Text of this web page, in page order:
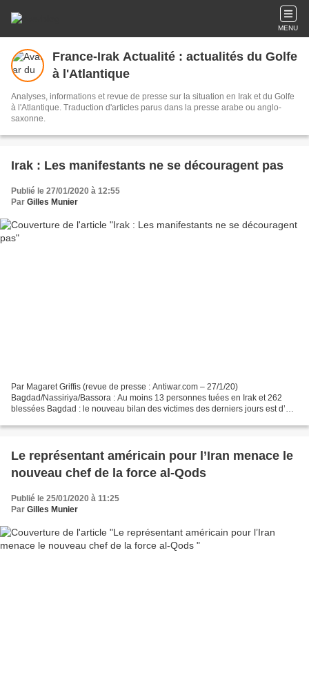
MENU
France-Irak Actualité : actualités du Golfe
à l'Atlantique
Analyses, informations et revue de presse sur la situation en Irak et du Golfe
à l'Atlantique. Traduction d'articles parus dans la presse arabe ou anglo-
saxonne.
Irak : Les manifestants ne se découragent pas
Publié le 27/01/2020 à 12:55
Par Gilles Munier
Par Magaret Griffis (revue de presse : Antiwar.com – 27/1/20)
Bagdad/Nassiriya/Bassora : Au moins 13 personnes tuées en Irak et 262
blessées Bagdad : le nouveau bilan des victimes des derniers jours est d’au
Le représentant américain pour l’Iran menace le
nouveau chef de la force al-Qods
Publié le 25/01/2020 à 11:25
Par Gilles Munier